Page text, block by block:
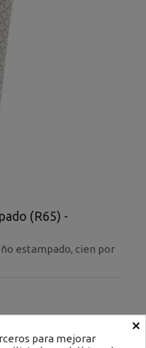
(R65) -
estampado, cien por
×
para mejorar